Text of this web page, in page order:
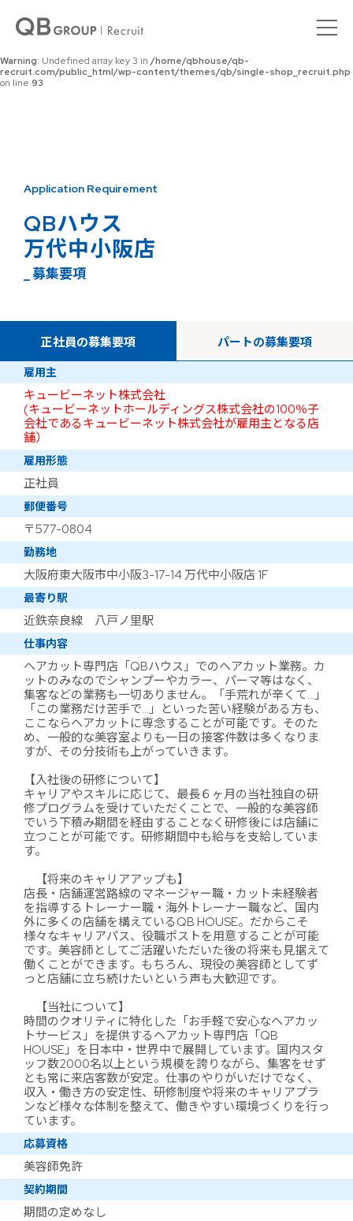
Warning : Undefined array key 0 in
recruit.com/public_html/wp-content/themes/qb/single-shop_recruit.php
on line92
Warning: Undefined array key 3 in /home/qbhouse/qb-
recruit.com/public_html/wp-content/themes/qb/single-shop_recruit.php
on line 93
Application Requirement
QBハウス
万代中小阪店
_ 募集要項
正社員の募集要項 パートの募集要項
雇用主
キュービーネット株式会社
(キュービーネットホールディングス株式会社の100％子
会社であるキュービーネット株式会社が雇用主となる店
舗）
雇用形態
正社員
郵便番号
〒577-0804
勤務地
大阪府東大阪市中小阪3-17-14 万代中小阪店 1F
最寄り駅
近鉄奈良線 八戸ノ里駅
仕事内容
ヘアカット専門店「QBハウス」でのヘアカット業務。カ
ットのみなのでシャンプーやカラー、パーマ等はなく、
集客などの業務も一切ありません。「手荒れが辛くて…」
「この業務だけ苦手で…」といった苦い経験がある方も、
ここならヘアカットに専念することが可能です。そのた
め、一般的な美容室よりも一日の接客件数は多くなりま
すが、その分技術も上がっていきます。
【入社後の研修について】
キャリアやスキルに応じて、最長６ヶ月の当社独自の研
修プログラムを受けていただくことで、一般的な美容師
でいう下積み期間を経由することなく研修後には店舗に
立つことが可能です。研修期間中も給与を支給していま
す。
【将来のキャリアアップも】
店長・店舗運営路線のマネージャー職・カット未経験者
を指導するトレーナー職・海外トレーナー職など、国内
外に多くの店舗を構えているQB HOUSE。だからこそ
様々なキャリアパス、役職ポストを用意することが可能
です。美容師としてご活躍いただいた後の将来も見据えて
働くことができます。もちろん、現役の美容師としてず
っと店舗に立ち続けたいという声も大歓迎です。
【当社について】
時間のクオリティに特化した「お手軽で安心なヘアカッ
トサービス」を提供するヘアカット専門店「QB
HOUSE」を日本中・世界中で展開しています。国内スタ
ッフ数2000名以上という規模を誇りながら、集客をせず
とも常に来店客数が安定。仕事のやりがいだけでなく、
収入・働き方の安定性、研修制度や将来のキャリアプラ
ンなど様々な体制を整えて、働きやすい環境づくりを行っ
ています。
応募資格
美容師免許
契約期間
期間の定めなし